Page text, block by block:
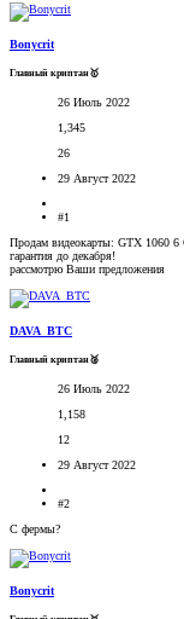
Bonycrit
Главный криптан🥇
26 Июль 2022
1,345
26
29 Август 2022
#1
Продам видеокарты: GTX 1060 6
гарантия до декабря!
рассмотрю Ваши предложения
DAVA_BTC
Главный криптан🥈
26 Июль 2022
1,158
12
29 Август 2022
#2
С фермы?
Bonycrit